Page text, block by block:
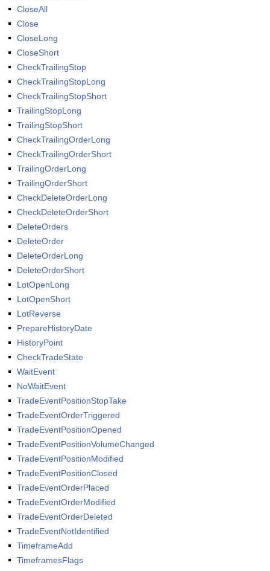
CloseAll
Close
CloseLong
CloseShort
CheckTrailingStop
CheckTrailingStopLong
CheckTrailingStopShort
TrailingStopLong
TrailingStopShort
CheckTrailingOrderLong
CheckTrailingOrderShort
TrailingOrderLong
TrailingOrderShort
CheckDeleteOrderLong
CheckDeleteOrderShort
DeleteOrders
DeleteOrder
DeleteOrderLong
DeleteOrderShort
LotOpenLong
LotOpenShort
LotReverse
PrepareHistoryDate
HistoryPoint
CheckTradeState
WaitEvent
NoWaitEvent
TradeEventPositionStopTake
TradeEventOrderTriggered
TradeEventPositionOpened
TradeEventPositionVolumeChanged
TradeEventPositionModified
TradeEventPositionClosed
TradeEventOrderPlaced
TradeEventOrderModified
TradeEventOrderDeleted
TradeEventNotIdentified
TimeframeAdd
TimeframesFlags